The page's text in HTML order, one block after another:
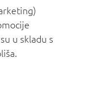
u skladu s